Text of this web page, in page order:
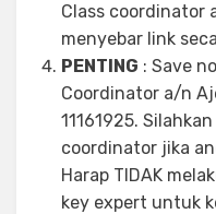
Class coordinator
menyebar link
PENTING : Save
Coordinator a/n
11161925.
coordinator jika
Harap TIDAK
key expert untuk